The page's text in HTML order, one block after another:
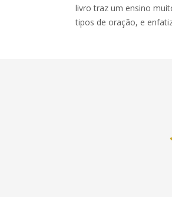
livro traz um ensino
tipos de oração, e